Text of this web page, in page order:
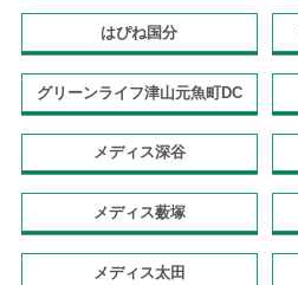
はぴね国分
グリーンライフ津山元魚町DC
メディス深谷
メディス薮塚
メディス太田